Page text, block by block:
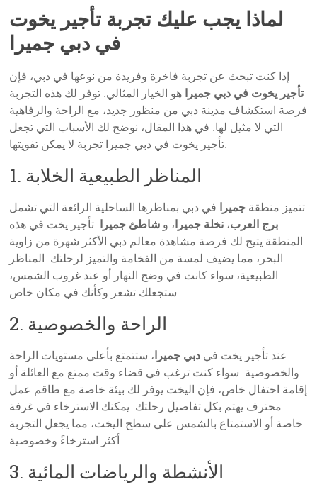
لماذا يجب عليك تجربة تأجير يخوت
في دبي جميرا
إذا كنت تبحث عن تجربة فاخرة وفريدة من نوعها في دبي، فإن
تأجير يخوت في دبي جميرا هو الخيار المثالي. توفر لك هذه التجربة
فرصة استكشاف مدينة دبي من منظور جديد، مع الراحة والرفاهية
التي لا مثيل لها. في هذا المقال، نوضح لك الأسباب التي تجعل
تأجير يخوت في دبي جميرا تجربة لا يمكن تفويتها.
1. المناظر الطبيعية الخلابة
تتميز منطقة جميرا في دبي بمناظرها الساحلية الرائعة التي تشمل
برج العرب، نخلة جميرا، و شاطئ جميرا. تأجير يخت في هذه
المنطقة يتيح لك فرصة مشاهدة معالم دبي الأكثر شهرة من زاوية
البحر، مما يضيف لمسة من الفخامة والتميز لرحلتك. المناظر
الطبيعية، سواء كانت في وضح النهار أو عند غروب الشمس،
ستجعلك تشعر وكأنك في مكان خاص.
2. الراحة والخصوصية
عند تأجير يخت في دبي جميرا، ستتمتع بأعلى مستويات الراحة
والخصوصية. سواء كنت ترغب في قضاء وقت ممتع مع العائلة أو
إقامة احتفال خاص، فإن اليخت يوفر لك بيئة خاصة مع طاقم عمل
محترف يهتم بكل تفاصيل رحلتك. يمكنك الاسترخاء في غرفة
خاصة أو الاستمتاع بالشمس على سطح اليخت، مما يجعل التجربة
أكثر استرخاءً وخصوصية.
3. الأنشطة والرياضات المائية